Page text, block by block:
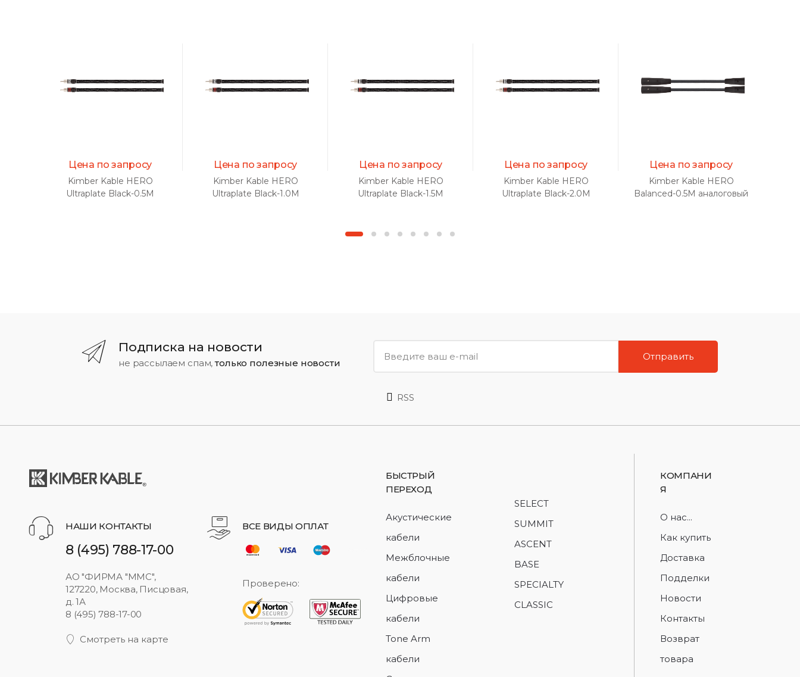
Цена по запросу
Kimber Kable HERO
Ultraplate Black-0.5M
Цена по запросу
Kimber Kable HERO
Ultraplate Black-1.0M
Цена по запросу
Kimber Kable HERO
Ultraplate Black-1.5M
Цена по запросу
Kimber Kable HERO
Ultraplate Black-2.0M
Цена по запросу
Kimber Kable HERO
Balanced-0.5M аналоговый
Подписка на новости
не рассылаем спам,только полезные новости
Отправить
RSS
НАШИ КОНТАКТЫ
8 (495) 788-17-00
АО "ФИРМА "ММС",
127220, Москва, Писцовая,
д. 1А
8 (495) 788-17-00
Смотреть на карте
ВСЕ ВИДЫ ОПЛАТ
Проверено:
БЫСТРЫЙ
ПЕРЕХОД
Акустические
кабели
Межблочные
кабели
Цифровые
кабели
Tone Arm
кабели
SELECT
SUMMIT
ASCENT
BASE
SPECIALTY
CLASSIC
КОМПАНИ
Я
О нас...
Как купить
Доставка
Подделки
Новости
Контакты
Возврат
товара